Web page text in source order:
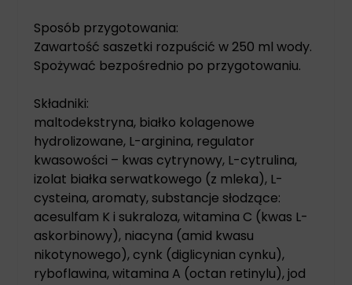
Sposób przygotowania:
Zawartość saszetki rozpuścić w 250 ml wody.
Spożywać bezpośrednio po przygotowaniu.
Składniki:
maltodekstryna, białko kolagenowe
hydrolizowane, L-arginina, regulator
kwasowości – kwas cytrynowy, L-cytrulina,
izolat białka serwatkowego (z mleka), L-
cysteina, aromaty, substancje słodzące:
acesulfam K i sukraloza, witamina C (kwas L-
askorbinowy), niacyna (amid kwasu
nikotynowego), cynk (diglicynian cynku),
ryboflawina, witamina A (octan retinylu), jod